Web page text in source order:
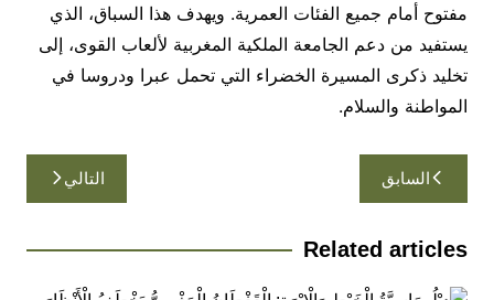
مفتوح أمام جميع الفئات العمرية. ويهدف هذا السباق، الذي
يستفيد من دعم الجامعة الملكية المغربية لألعاب القوى، إلى
تخليد ذكرى المسيرة الخضراء التي تحمل عبرا ودروسا في
المواطنة والسلام.
تصفّح
المقالات
السابق التالي
Related articles